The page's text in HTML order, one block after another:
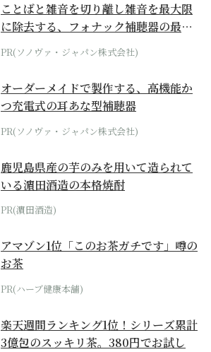
ことばと雑音を切り離し雑音を最大限
に除去する、フォナック補聴器の最上
位モデル
PR(ソノヴァ・ジャパン株式会社)
オーダーメイドで製作する、高機能か
つ充電式の耳あな型補聴器
PR(ソノヴァ・ジャパン株式会社)
鹿児島県産の芋のみを用いて造られて
いる濵田酒造の本格焼酎
PR(濵田酒造)
アマゾン1位「このお茶ガチです」噂の
お茶
PR(ハーブ健康本舗)
楽天週間ランキング1位！シリーズ累計
3億包のスッキリ茶。380円でお試し